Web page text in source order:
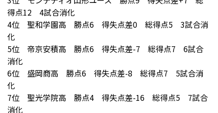
得点12 4試合消化
4位 聖和学園高 勝点6 得失点差0 総得点5 3試合消
化
5位 帝京安積高 勝点6 得失点差-7 総得点7 6試合
消化
6位 盛岡商高 勝点6 得失点差-8 総得点7 5試合消
化
7位 聖光学院高 勝点4 得失点差-16 総得点5 7試合
消化